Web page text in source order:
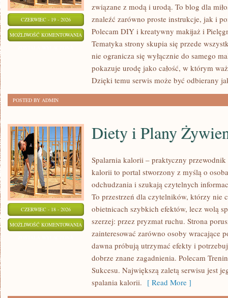
CZERWIEC - 19 - 2026
MOŻLIWOŚĆ KOMENTOWANIA PROFESJONALNE
TRIKI
WIZAŻYSTÓW
związane z modą i urodą. To blog dla
znaleźć zarówno proste instrukcje, jak i
Polecam DIY i kreatywny makijaż i
Tematyka strony skupia się przede
nie ogranicza się wyłącznie do samego
pokazuje urodę jako całość, w którym
Dzięki temu serwis może być odbierany
POSTED BY ADMIN
CZERWIEC - 18 - 2026
MOŻLIWOŚĆ KOMENTOWANIA DIETY
PLANY
ŻYWIENIOWE
Diety i Plany
Spalarnia kalorii – praktyczny
kalorii to portal stworzony z myślą o
odchudzania i szukają czytelnych
To przestrzeń dla czytelników, którzy nie
obietnicach szybkich efektów, lecz wolą
szerzej: przez pryzmat ruchu. Strona
zainteresować zarówno osoby wracające
dawna próbują utrzymać efekty i
dobrze znane zagadnienia. Polecam
Sukcesu. Największą zaletą serwisu jest
spalania kalorii. [ Read More ]